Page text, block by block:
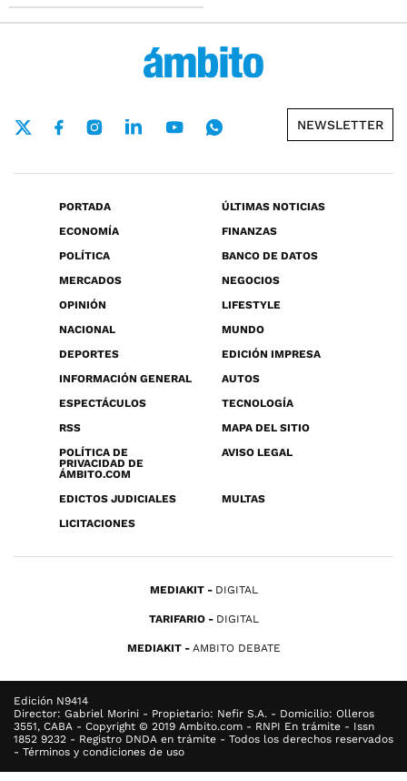
NEWSLETTER
PORTADA
ÚLTIMAS NOTICIAS
ECONOMÍA
FINANZAS
POLÍTICA
BANCO DE DATOS
MERCADOS
NEGOCIOS
OPINIÓN
LIFESTYLE
NACIONAL
MUNDO
DEPORTES
EDICIÓN IMPRESA
INFORMACIÓN GENERAL
AUTOS
ESPECTÁCULOS
TECNOLOGÍA
RSS
MAPA DEL SITIO
POLÍTICA DE
PRIVACIDAD DE
ÁMBITO.COM
AVISO LEGAL
EDICTOS JUDICIALES
MULTAS
LICITACIONES
MEDIAKIT DIGITAL
TARIFARIO DIGITAL
MEDIAKIT AMBITO DEBATE
Edición N9414
Director: Gabriel Morini - Propietario: Nefir S.A. - Domicilio: Olleros
3551, CABA - Copyright © 2019 Ambito.com - RNPI En trámite - Issn
1852 9232 - Registro DNDA en trámite - Todos los derechos reservados
- Términos y condiciones de uso